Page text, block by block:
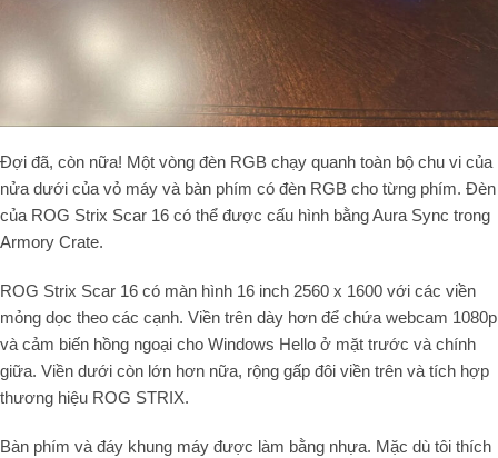
Đợi đã, còn nữa! Một vòng đèn RGB chạy quanh toàn bộ chu vi của
nửa dưới của vỏ máy và bàn phím có đèn RGB cho từng phím. Đèn
của ROG Strix Scar 16 có thể được cấu hình bằng Aura Sync trong
Armory Crate.
ROG Strix Scar 16 có màn hình 16 inch 2560 x 1600 với các viền
mỏng dọc theo các cạnh. Viền trên dày hơn để chứa webcam 1080p
và cảm biến hồng ngoại cho Windows Hello ở mặt trước và chính
giữa. Viền dưới còn lớn hơn nữa, rộng gấp đôi viền trên và tích hợp
thương hiệu ROG STRIX.
Bàn phím và đáy khung máy được làm bằng nhựa. Mặc dù tôi thích